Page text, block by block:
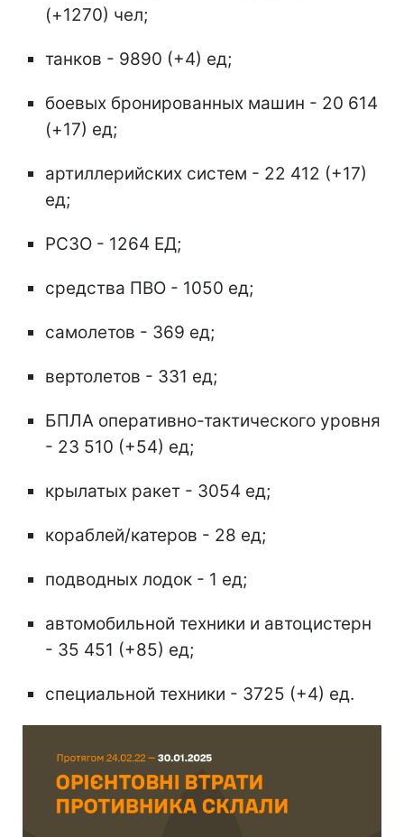
(+1270) чел;
танков - 9890 (+4) ед;
боевых бронированных машин - 20 614
(+17) ед;
артиллерийских систем - 22 412 (+17)
ед;
РСЗО - 1264 ЕД;
средства ПВО - 1050 ед;
самолетов - 369 ед;
вертолетов - 331 ед;
БПЛА оперативно-тактического уровня
- 23 510 (+54) ед;
крылатых ракет - 3054 ед;
кораблей/катеров - 28 ед;
подводных лодок - 1 ед;
автомобильной техники и автоцистерн
- 35 451 (+85) ед;
специальной техники - 3725 (+4) ед.